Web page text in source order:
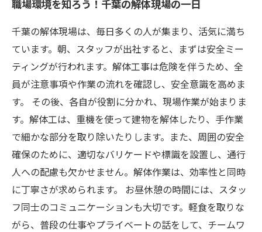
職場環境を知ろう！千葉の解体現場の一日
千葉の解体現場は、毎日多くの人が集まり、活気に満ち
ています。朝、スタッフが出社すると、まずは安全ミー
ティングが行われます。解体工事は危険を伴うため、全
員が注意事項や作業の流れを確認し、安全意識を高めま
す。 その後、各自が役割に分かれ、現場作業が始まりま
す。解体工は、重機を使って建物を解体したり、手作業
で細かな部分を取り除いたりします。また、周囲の安全
確保のために、適切なバリケードや標識を設置し、通行
人への配慮も欠かせません。解体作業は、効率性と同時
に丁寧さが求められます。 お昼休憩の時間には、スタッ
フ同士のコミュニケーションも大切です。軽食を取りな
がら、普段の仕事やプライベートの話をして、チームワ